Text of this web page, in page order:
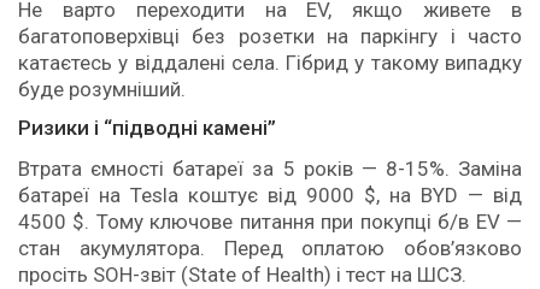
Не варто переходити на EV, якщо живете в
багатоповерхівці без розетки на паркінгу і часто
катаєтесь у віддалені села. Гібрид у такому випадку
буде розумніший.
Ризики і “підводні камені”
Втрата ємності батареї за 5 років — 8-15%. Заміна
батареї на Tesla коштує від 9000 $, на BYD — від
4500 $. Тому ключове питання при покупці б/в EV —
стан акумулятора. Перед оплатою обов’язково
просіть SOH-звіт (State of Health) і тест на ШСЗ.